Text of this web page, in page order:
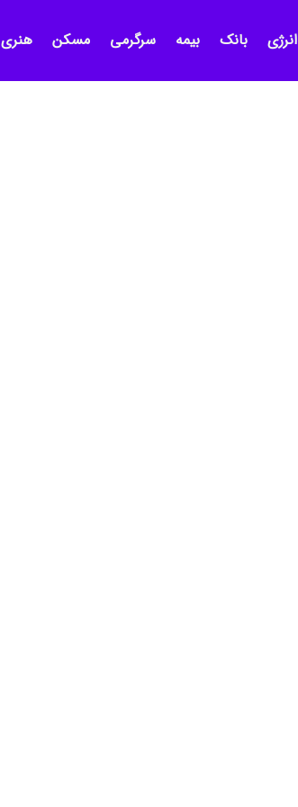
انرژی بانک بیمه سرگرمی مسکن هنری